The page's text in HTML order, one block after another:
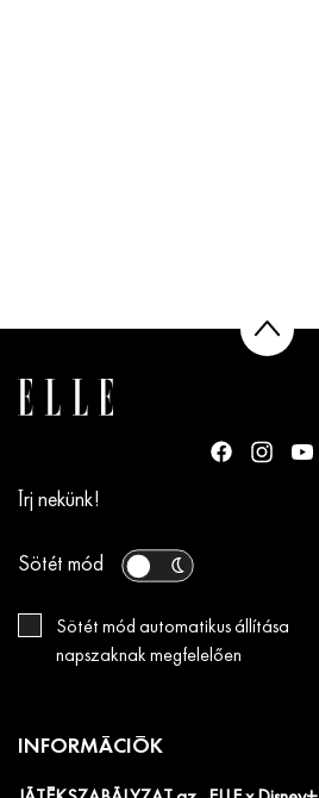
Írj nekünk!
Sötét mód
Sötét mód automatikus állítása
napszaknak megfelelően
INFORMÁCIÓK